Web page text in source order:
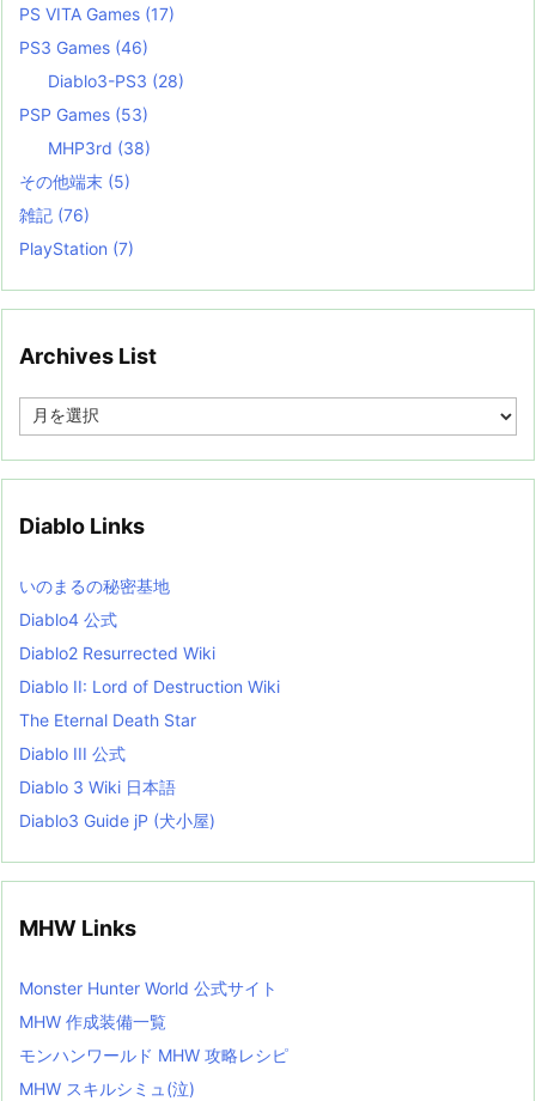
PS VITA Games (17)
PS3 Games (46)
Diablo3-PS3 (28)
PSP Games (53)
MHP3rd (38)
その他端末 (5)
雑記 (76)
PlayStation (7)
Archives List
e
i
s
t
Diablo Links
いのまるの秘密基地
Diablo4 公式
Diablo2 Resurrected Wiki
Diablo II: Lord of Destruction Wiki
The Eternal Death Star
Diablo III 公式
Diablo 3 Wiki 日本語
Diablo3 Guide jP (犬小屋)
MHW Links
Monster Hunter World 公式サイト
MHW 作成装備一覧
モンハンワールド MHW 攻略レシピ
MHW スキルシミュ(泣)